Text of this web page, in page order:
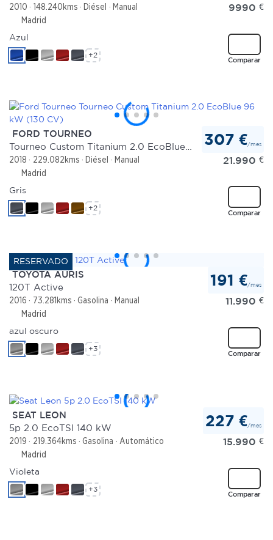
2010 148.240kms Diésel
Manual
Madrid
9990 €
Comparar
Azul
+2
FORD TOURNEO
Tourneo Custom Titanium 2.0 EcoBlue 96 kW (130 CV)
2018 229.082kms Diésel
Manual
Madrid
307 €/mes
21.990 €
Comparar
Gris
+2
TOYOTA AURIS
120T Active
2016 73.281kms Gasolina
Manual
Madrid
191 €/mes
11.990 €
Comparar
azul oscuro
+3
SEAT LEON
5p 2.0 EcoTSI 140 kW
2019 219.364kms Gasolina
Automático
Madrid
227 €/mes
15.990 €
Comparar
Violeta
+3